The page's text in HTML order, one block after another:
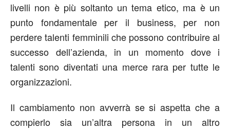
livelli non è più soltanto un tema etico, ma è un
punto fondamentale per il business, per non
perdere talenti femminili che possono contribuire al
successo dell’azienda, in un momento dove i
talenti sono diventati una merce rara per tutte le
organizzazioni.
Il cambiamento non avverrà se si aspetta che a
compierlo sia un’altra persona in un altro